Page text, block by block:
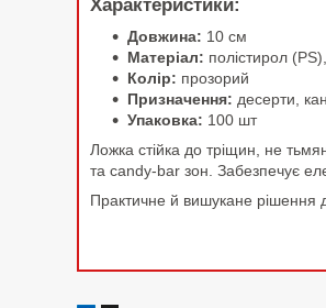
Характеристики:
Довжина: 10 см
Матеріал: полістирол
Колір: прозорий
Призначення: десерти,
Упаковка: 100 шт
Ложка стійка до тріщин, не
та candy-bar зон. Забезпечує
Практичне й вишукане рішення